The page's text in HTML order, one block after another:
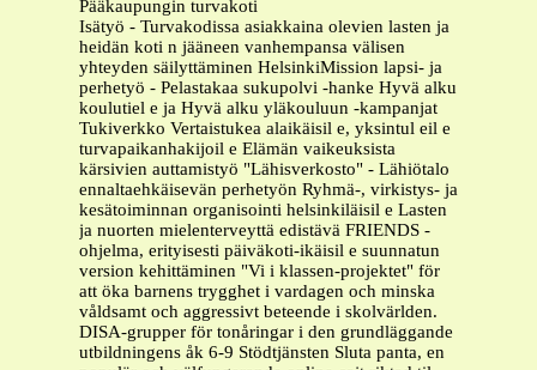
Pääkaupungin turvakoti
Isätyö - Turvakodissa asiakkaina olevien lasten ja
heidän koti n jääneen vanhempansa välisen
yhteyden säilyttäminen HelsinkiMission lapsi- ja
perhetyö - Pelastakaa sukupolvi -hanke Hyvä alku
koulutiel e ja Hyvä alku yläkouluun -kampanjat
Tukiverkko Vertaistukea alaikäisil e, yksintul eil e
turvapaikanhakijoil e Elämän vaikeuksista
kärsivien auttamistyö "Lähisverkosto" - Lähiötalo
ennaltaehkäisevän perhetyön Ryhmä-, virkistys- ja
kesätoiminnan organisointi helsinkiläisil e Lasten
ja nuorten mielenterveyttä edistävä FRIENDS -
ohjelma, erityisesti päiväkoti-ikäisil e suunnatun
version kehittäminen "Vi i klassen-projektet" för
att öka barnens trygghet i vardagen och minska
våldsamt och aggressivt beteende i skolvärlden.
DISA-grupper för tonåringar i den grundläggande
utbildningens åk 6-9 Stödtjänsten Sluta panta, en